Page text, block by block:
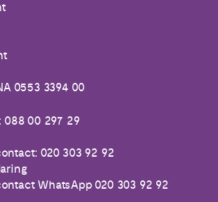
0553 3394 00
088 00 297 29
020 303 92 92
WhatsApp 020 303 92 92